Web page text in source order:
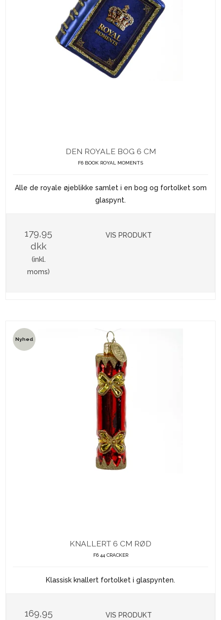
DEN ROYALE BOG 6 CM
F6 BOOK ROYAL MOMENTS
Alle de royale øjeblikke samlet i en bog og fortolket som
glaspynt.
179,95
dkk
(inkl.
moms)
VIS PRODUKT
Nyhed
KNALLERT 6 CM RØD
F6 44 CRACKER
Klassisk knallert fortolket i glaspynten.
169,95
VIS PRODUKT